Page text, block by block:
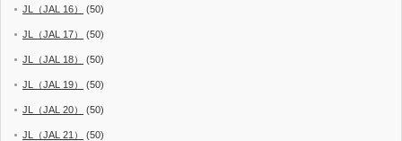
JL（JAL 16） (50)
JL（JAL 17） (50)
JL（JAL 18） (50)
JL（JAL 19） (50)
JL（JAL 20） (50)
JL（JAL 21） (50)